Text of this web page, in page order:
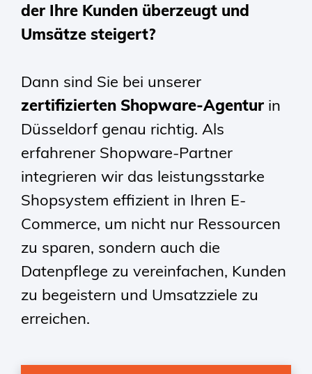
der Ihre Kunden überzeugt und
Umsätze steigert?
Dann sind Sie bei unserer
zertifizierten Shopware-Agentur in
Düsseldorf genau richtig. Als
erfahrener Shopware-Partner
integrieren wir das leistungsstarke
Shopsystem effizient in Ihren E-
Commerce, um nicht nur Ressourcen
zu sparen, sondern auch die
Datenpflege zu vereinfachen, Kunden
zu begeistern und Umsatzziele zu
erreichen.